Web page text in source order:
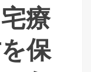
療
保